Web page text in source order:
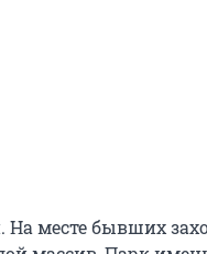
На месте бывших